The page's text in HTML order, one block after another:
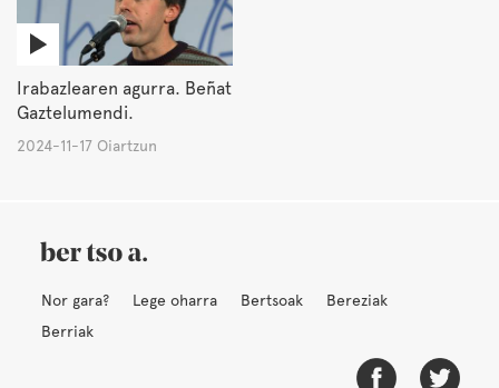
Irabazlearen agurra. Beñat
Gaztelumendi.
2024-11-17 Oiartzun
Nor gara? Lege oharra Bertsoak
Bereziak
Berriak